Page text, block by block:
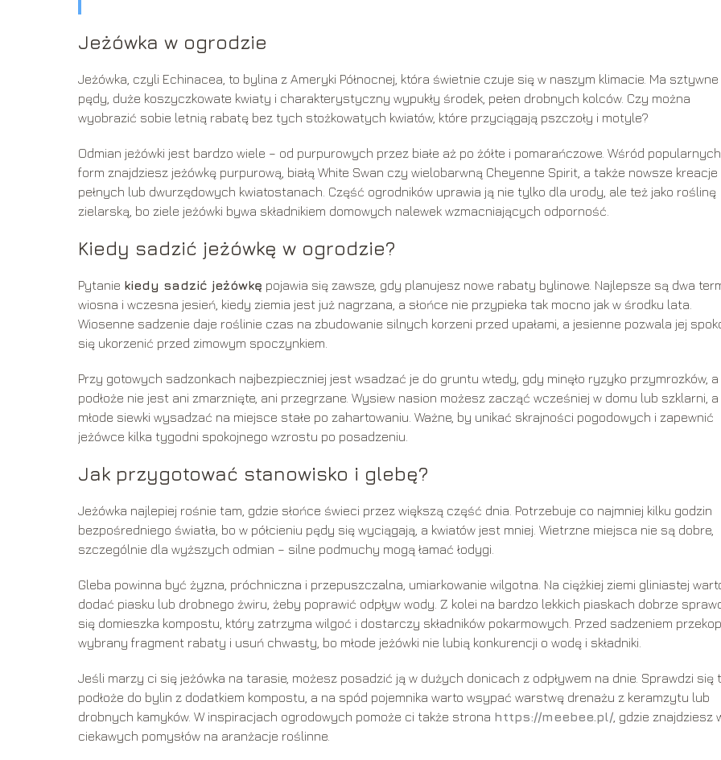
Jeżówka w ogrodzie
Jeżówka, czyli Echinacea, to bylina z Ameryki Północnej, która świetnie czuje się w naszym klimacie. Ma sztywne
pędy, duże koszyczkowate kwiaty i charakterystyczny wypukły środek, pełen drobnych kolców. Czy można
wyobrazić sobie letnią rabatę bez tych stożkowatych kwiatów, które przyciągają pszczoły i motyle?
Odmian jeżówki jest bardzo wiele – od purpurowych przez białe aż po żółte i pomarańczowe. Wśród popularnych
form znajdziesz jeżówkę purpurową, białą White Swan czy wielobarwną Cheyenne Spirit, a także nowsze kreacje
pełnych lub dwurzędowych kwiatostanach. Część ogrodników uprawia ją nie tylko dla urody, ale też jako roślinę
zielarską, bo ziele jeżówki bywa składnikiem domowych nalewek wzmacniających odporność.
Kiedy sadzić jeżówkę w ogrodzie?
Pytanie kiedy sadzić jeżówkę pojawia się zawsze, gdy planujesz nowe rabaty bylinowe. Najlepsze są dwa
wiosna i wczesna jesień, kiedy ziemia jest już nagrzana, a słońce nie przypieka tak mocno jak w środku lata.
Wiosenne sadzenie daje roślinie czas na zbudowanie silnych korzeni przed upałami, a jesienne pozwala jej
się ukorzenić przed zimowym spoczynkiem.
Przy gotowych sadzonkach najbezpieczniej jest wsadzać je do gruntu wtedy, gdy minęło ryzyko przymrozków, a
podłoże nie jest ani zmarznięte, ani przegrzane. Wysiew nasion możesz zacząć wcześniej w domu lub szklarni, a
młode siewki wysadzać na miejsce stałe po zahartowaniu. Ważne, by unikać skrajności pogodowych i zapewnić
jeżówce kilka tygodni spokojnego wzrostu po posadzeniu.
Jak przygotować stanowisko i glebę?
Jeżówka najlepiej rośnie tam, gdzie słońce świeci przez większą część dnia. Potrzebuje co najmniej kilku godzin
bezpośredniego światła, bo w półcieniu pędy się wyciągają, a kwiatów jest mniej. Wietrzne miejsca nie są dobre,
szczególnie dla wyższych odmian – silne podmuchy mogą łamać łodygi.
Gleba powinna być żyzna, próchniczna i przepuszczalna, umiarkowanie wilgotna. Na ciężkiej ziemi gliniastej
dodać piasku lub drobnego żwiru, żeby poprawić odpływ wody. Z kolei na bardzo lekkich piaskach dobrze
się domieszka kompostu, który zatrzyma wilgoć i dostarczy składników pokarmowych. Przed sadzeniem przekop
wybrany fragment rabaty i usuń chwasty, bo młode jeżówki nie lubią konkurencji o wodę i składniki.
Jeśli marzy ci się jeżówka na tarasie, możesz posadzić ją w dużych donicach z odpływem na dnie. Sprawdzi się
podłoże do bylin z dodatkiem kompostu, a na spód pojemnika warto wsypać warstwę drenażu z keramzytu lub
drobnych kamyków. W inspiracjach ogrodowych pomoże ci także strona https://meebee.pl/ , gdzie znajdziesz
ciekawych pomysłów na aranżacje roślinne.